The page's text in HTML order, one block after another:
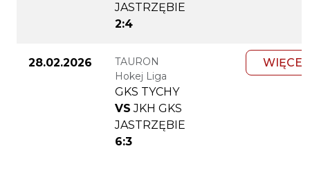
JASTRZĘBIE
2:4
28.02.2026
TAURON
Hokej Liga
GKS TYCHY
VS JKH GKS
JASTRZĘBIE
6:3
WIĘCEJ